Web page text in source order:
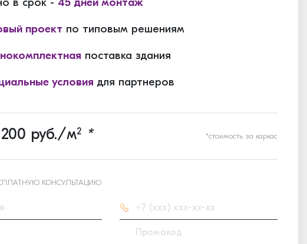
в срок - 45 дней монтаж
проект по типовым решениям
поставка здания
условия для партнеров
руб./м2 * *стоимость за каркас
КОНСУЛЬТАЦИЮ